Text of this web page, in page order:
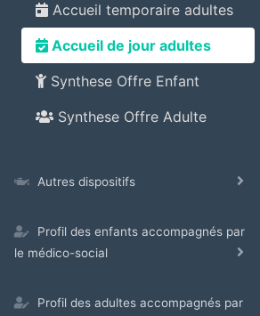
Accueil temporaire adultes
Accueil de jour adultes
Synthese Offre Enfant
Synthese Offre Adulte
Autres dispositifs
Profil des enfants accompagnés par
le médico-social
Profil des adultes accompagnés par